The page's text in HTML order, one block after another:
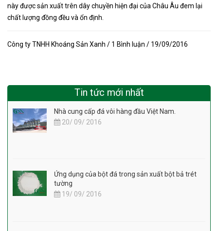
này được sản xuất trên dây chuyền hiện đại của Châu Âu đem lại
chất lượng đồng đều và ổn định.
Công ty TNHH Khoáng Sản Xanh / 1 Bình luận / 19/09/2016
Tin tức mới nhất
Nhà cung cấp đá vôi hàng đầu Việt Nam.
20/ 09/ 2016
Ứng dụng của bột đá trong sản xuất bột bả trét
tường
19/ 09/ 2016